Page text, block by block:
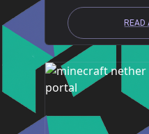
READ